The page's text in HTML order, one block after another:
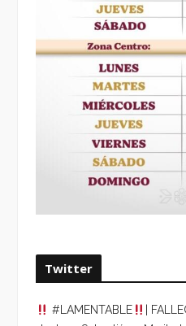
Twitter
#LAMENTABLE
|